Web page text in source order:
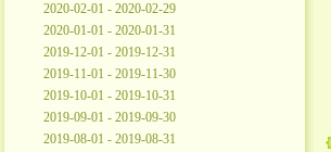
2020-02-01 - 2020-02-29
2020-01-01 - 2020-01-31
2019-12-01 - 2019-12-31
2019-11-01 - 2019-11-30
2019-10-01 - 2019-10-31
2019-09-01 - 2019-09-30
2019-08-01 - 2019-08-31